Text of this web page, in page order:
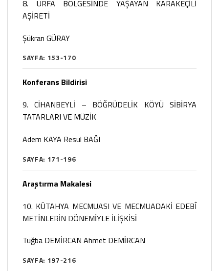
8. URFA BÖLGESİNDE YAŞAYAN KARAKEÇİLİ
AŞİRETİ
Şükran GÜRAY
SAYFA: 153-170
Konferans Bildirisi
9. CİHANBEYLİ – BÖĞRÜDELİK KÖYÜ SİBİRYA
TATARLARI VE MÜZİK
Adem KAYA Resul BAĞI
SAYFA: 171-196
Araştırma Makalesi
10. KÜTAHYA MECMUASI VE MECMUADAKİ EDEBÎ
METİNLERİN DÖNEMİYLE İLİŞKİSİ
Tuğba DEMİRCAN Ahmet DEMİRCAN
SAYFA: 197-216